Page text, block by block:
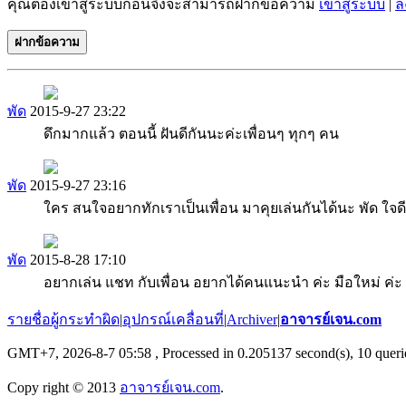
คุณต้องเข้าสู่ระบบก่อนจึงจะสามารถฝากข้อความ เข้าสู่ระบบ |
ฝากข้อความ
พัด 2015-9-27 23:22
ดึกมากแล้ว ตอนนี้ ฝันดีกันนะค่ะเพื่อนๆ ทุกๆ คน
พัด 2015-9-27 23:16
ใคร สนใจอยากทักเราเป็นเพื่อน มาคุยเล่นกันได้นะ พัด ใจ
พัด 2015-8-28 17:10
อยากเล่น แชท กับเพื่อน อยากได้คนแนะนำ ค่ะ มือใหม่ ค่ะ
รายชื่อผู้กระทำผิด|อุปกรณ์เคลื่อนที่|Archiver|อาจารย์เจน.com
GMT+7, 2026-8-7 05:58 , Processed in 0.205137 second(s), 10
Copy right © 2013 อาจารย์เจน.com.